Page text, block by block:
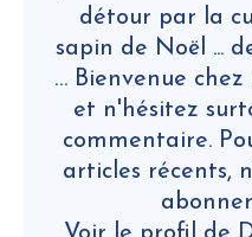
détour par la
sapin de Noël ...
… Bienvenue
et n'hésitez
commentaire.
articles récents,